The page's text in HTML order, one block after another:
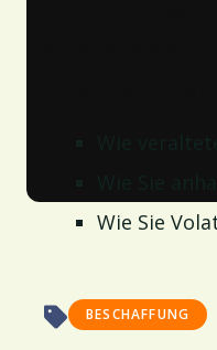
Unser neues
automatisieren,
Laden Sie das
Wie
Wie Sie
Wie Sie
BESCHAFFUNG